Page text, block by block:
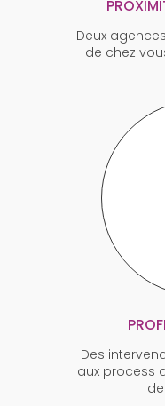
Deux
de chez
Des
aux process